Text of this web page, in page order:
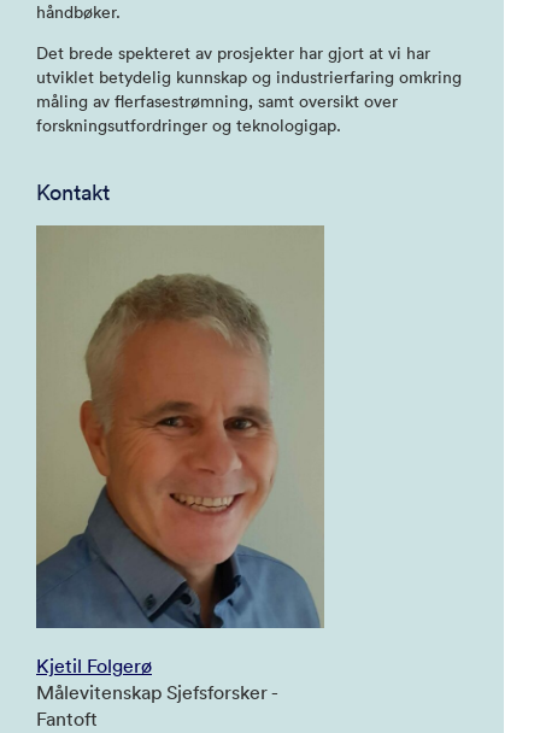
håndbøker.
Det brede spekteret av prosjekter har gjort at vi har
utviklet betydelig kunnskap og industrierfaring omkring
måling av flerfasestrømning, samt oversikt over
forskningsutfordringer og teknologigap.
Kontakt
Kjetil Folgerø
Målevitenskap Sjefsforsker -
Fantoft